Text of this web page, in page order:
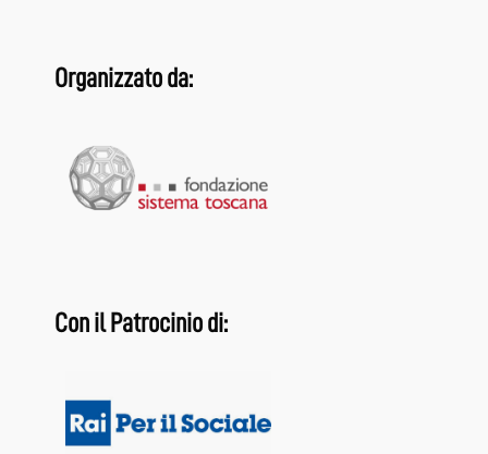
Organizzato da:
Con il Patrocinio di: